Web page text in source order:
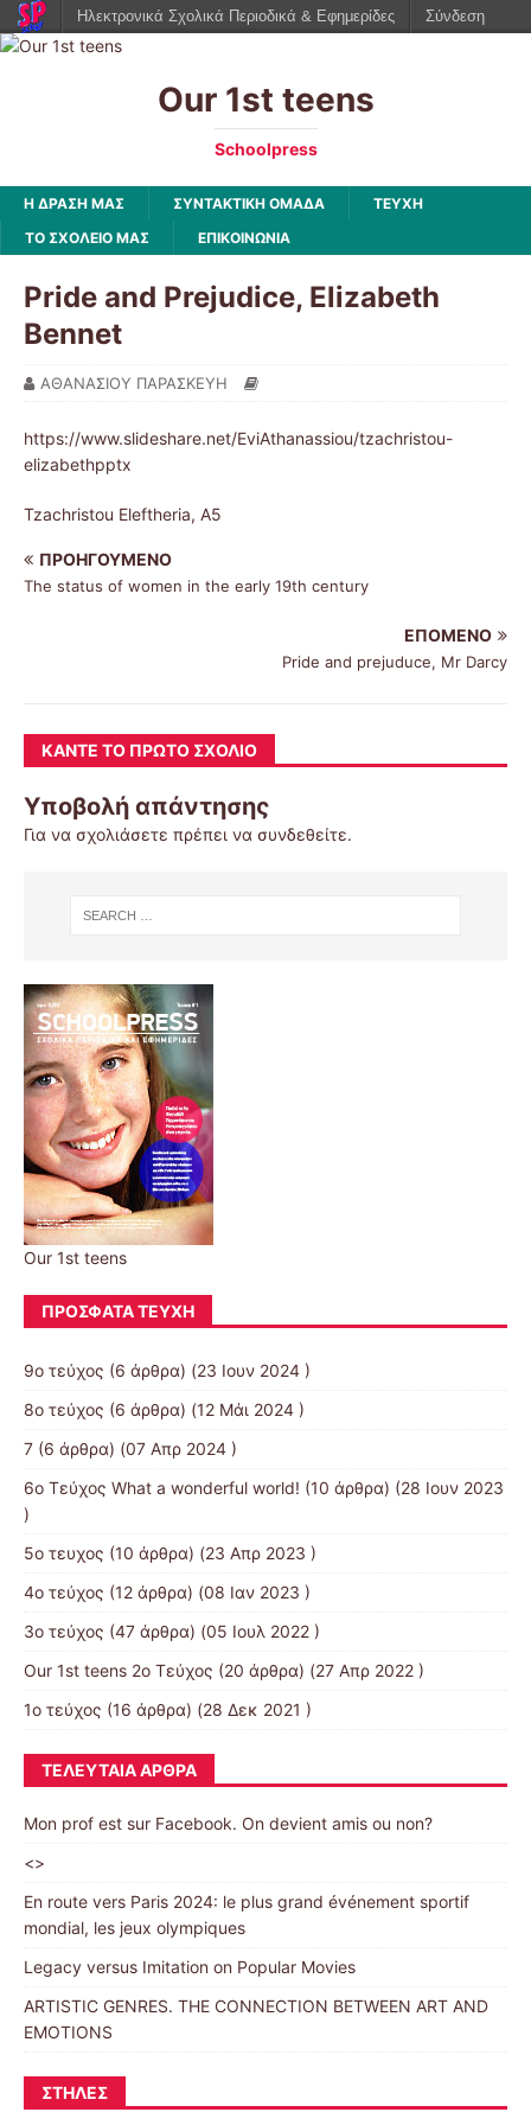
Our 1st teens
Schoolpress
Η ΔΡΑΣΗ ΜΑΣ ΣΥΝΤΑΚΤΙΚΗ ΟΜΑΔΑ
ΤΕΥΧΗ
ΤΟ ΣΧΟΛΕΙΟ ΜΑΣ
ΕΠΙΚΟΙΝΩΝΙΑ
Pride and Prejudice, Elizabeth
Bennet
ΑΘΑΝΑΣΙΟΥ ΠΑΡΑΣΚΕΥΗ
https://www.slideshare.net/EviAthanassiou/tzachristou-
elizabethpptx
Tzachristou Eleftheria, A5
ΠΡΟΗΓΟΎΜΕΝΟ
The status of women in the early 19th century
ΕΠΌΜΕΝΟ
Pride and prejuduce, Mr Darcy
ΚΆΝΤΕ ΤΟ ΠΡΏΤΟ ΣΧΌΛΙΟ
Υποβολή απάντησης
Για να σχολιάσετε πρέπει να συνδεθείτε.
Our 1st teens
ΠΡΌΣΦΑΤΑ ΤΕΎΧΗ
9ο τεύχος (6 άρθρα) (23 Ιουν 2024 )
8ο τεύχος (6 άρθρα) (12 Μάι 2024 )
7 (6 άρθρα) (07 Απρ 2024 )
6ο Τεύχος What a wonderful world! (10 άρθρα) (28 Ιουν 2023
)
5ο τευχος (10 άρθρα) (23 Απρ 2023 )
4ο τεύχος (12 άρθρα) (08 Ιαν 2023 )
3o τεύχος (47 άρθρα) (05 Ιουλ 2022 )
Our 1st teens 2ο Τεύχος (20 άρθρα) (27 Απρ 2022 )
1ο τεύχος (16 άρθρα) (28 Δεκ 2021 )
ΤΕΛΕΥΤΑΊΑ ΆΡΘΡΑ
Mon prof est sur Facebook. On devient amis ou non?
<>
En route vers Paris 2024: le plus grand événement sportif
mondial, les jeux olympiques
Legacy versus Imitation on Popular Movies
ARTISTIC GENRES. THE CONNECTION BETWEEN ART AND
EMOTIONS
ΣΤΉΛΕΣ
Ηλεκτρονικά Σχολικά Περιοδικά & Εφημερίδες Σύνδεση